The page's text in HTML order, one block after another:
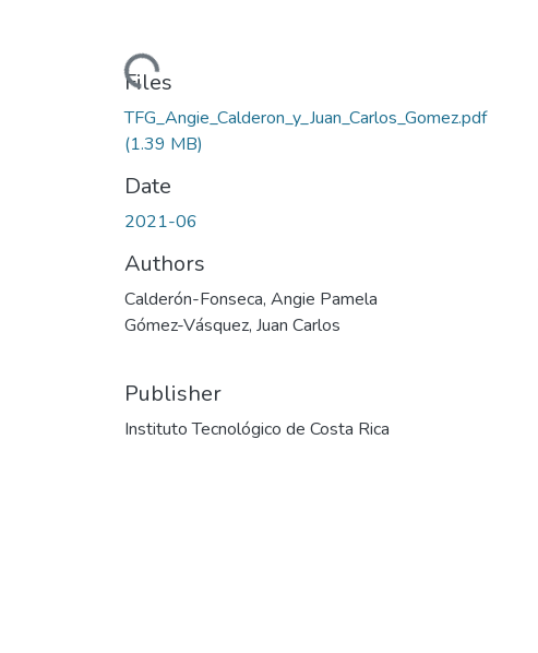
Loading...
Files
TFG_Angie_Calderon_y_Juan_Carlos_Gomez.pdf
(1.39 MB)
Date
2021-06
Authors
Calderón-Fonseca, Angie Pamela
Gómez-Vásquez, Juan Carlos
Publisher
Instituto Tecnológico de Costa Rica